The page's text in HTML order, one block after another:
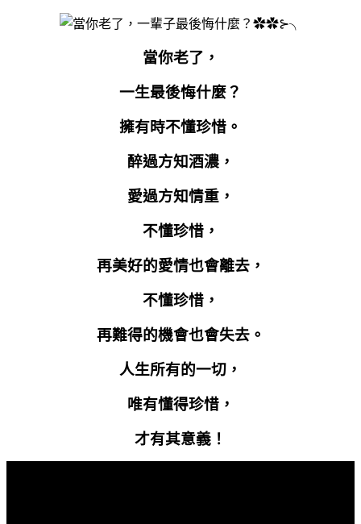
當你老了，
一生最後悔什麼？
擁有時不懂珍惜。
醉過方知酒濃，
愛過方知情重，
不懂珍惜，
再美好的愛情也會離去，
不懂珍惜，
再難得的機會也會失去。
人生所有的一切，
唯有懂得珍惜，
才有其意義！